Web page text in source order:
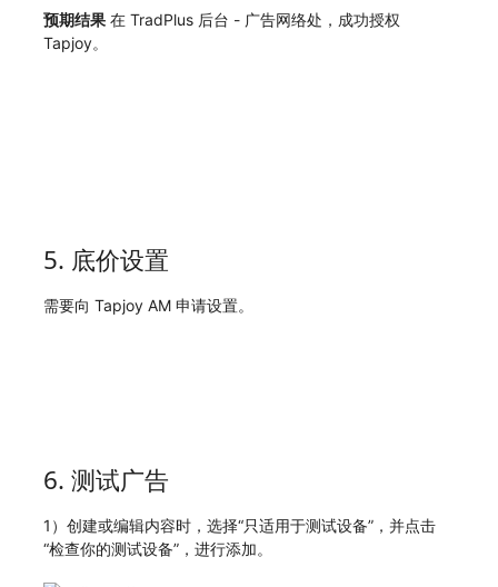
预期结果在 TradPlus 后台 - 广告网络处，成功授权
Tapjoy。
5. 底价设置
需要向 Tapjoy AM 申请设置。
6. 测试广告
1）创建或编辑内容时，选择“只适用于测试设备”，并点击
“检查你的测试设备”，进行添加。